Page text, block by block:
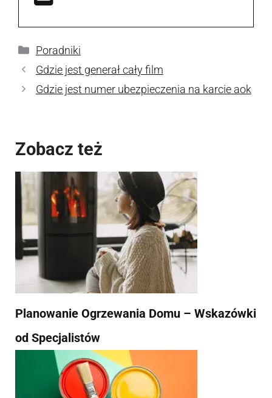
Kategorie
Poradniki
Gdzie jest generał cały film
Gdzie jest numer ubezpieczenia na karcie aok
Zobacz też
Planowanie Ogrzewania Domu – Wskazówki
od Specjalistów